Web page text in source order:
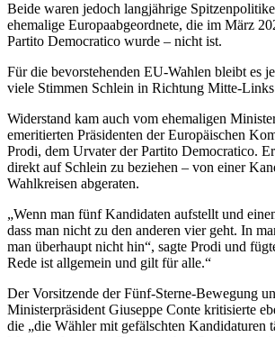
Beide waren jedoch langjährige
ehemalige Europaabgeordnete, die im März
Partito Democratico wurde – nicht ist.
Für die bevorstehenden EU-Wahlen bleibt es
viele Stimmen Schlein in Richtung Mitte-
Widerstand kam auch vom ehemaligen
emeritierten Präsidenten der Europäischen
Prodi, dem Urvater der Partito Democratico.
direkt auf Schlein zu beziehen – von einer
Wahlkreisen abgeraten.
„Wenn man fünf Kandidaten aufstellt und
dass man nicht zu den anderen vier geht. In
man überhaupt nicht hin“, sagte Prodi und
Rede ist allgemein und gilt für alle.“
Der Vorsitzende der Fünf-Sterne-Bewegung
Ministerpräsident Giuseppe Conte kritisierte
die „die Wähler mit gefälschten Kandidaturen